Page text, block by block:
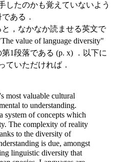
したのかも覚えていないよう
ある．
，なかなか読ませる英文で
value of language diversity"
1段落である (p. x) ．以下に
ていただければ．
most valuable cultural
to understanding.
system of concepts which
The complexity of reality
to the diversity of
is due, amongst
linguistic diversity that